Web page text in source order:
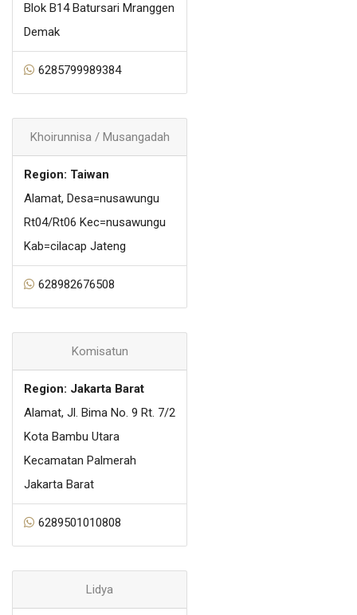
Blok B14 Batursari Mranggen
Demak
6285799989384
Khoirunnisa / Musangadah
Region: Taiwan
Alamat, Desa=nusawungu
Rt04/Rt06 Kec=nusawungu
Kab=cilacap Jateng
628982676508
Komisatun
Region: Jakarta Barat
Alamat, Jl. Bima No. 9 Rt. 7/2
Kota Bambu Utara
Kecamatan Palmerah
Jakarta Barat
6289501010808
Lidya